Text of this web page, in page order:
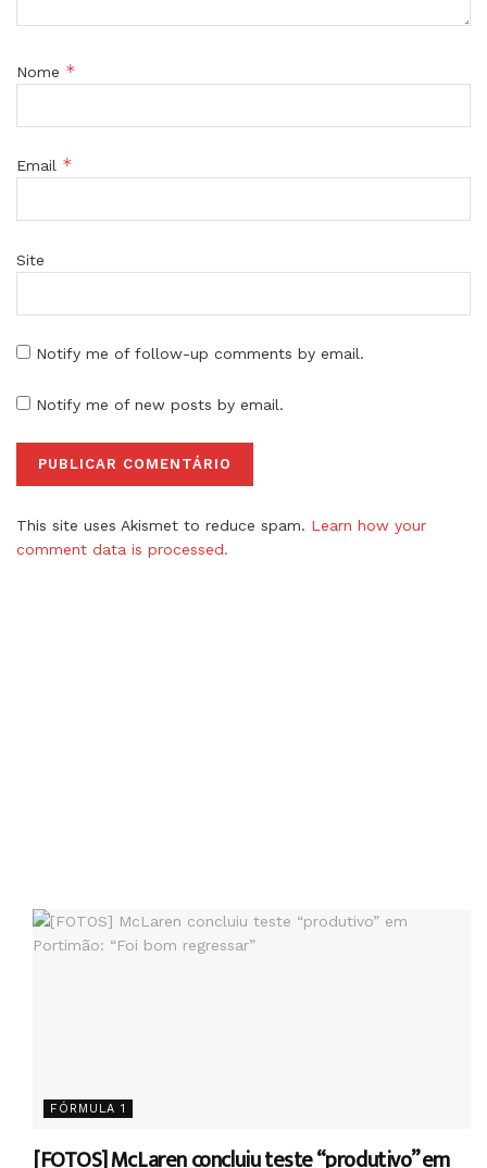
Nome *
Email *
Site
Notify me of follow-up comments by email.
Notify me of new posts by email.
This site uses Akismet to reduce spam. Learn how your
comment data is processed.
FÓRMULA 1
[FOTOS] McLaren concluiu teste “produtivo” em